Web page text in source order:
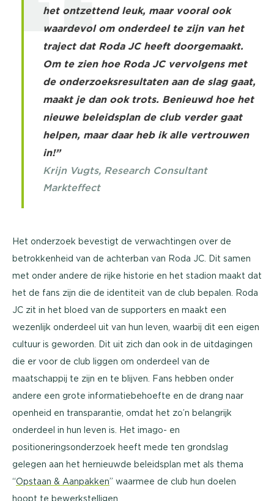
het ontzettend leuk, maar vooral ook
waardevol om onderdeel te zijn van het
traject dat Roda JC heeft doorgemaakt.
Om te zien hoe Roda JC vervolgens met
de onderzoeksresultaten aan de slag gaat,
maakt je dan ook trots. Benieuwd hoe het
nieuwe beleidsplan de club verder gaat
helpen, maar daar heb ik alle vertrouwen
in!”
Krijn Vugts, Research Consultant
Markteffect
Het onderzoek bevestigt de verwachtingen over de
betrokkenheid van de achterban van Roda JC. Dit samen
met onder andere de rijke historie en het stadion maakt dat
het de fans zijn die de identiteit van de club bepalen. Roda
JC zit in het bloed van de supporters en maakt een
wezenlijk onderdeel uit van hun leven, waarbij dit een eigen
cultuur is geworden. Dit uit zich dan ook in de uitdagingen
die er voor de club liggen om onderdeel van de
maatschappij te zijn en te blijven. Fans hebben onder
andere een grote informatiebehoefte en de drang naar
openheid en transparantie, omdat het zo’n belangrijk
onderdeel in hun leven is. Het imago- en
positioneringsonderzoek heeft mede ten grondslag
gelegen aan het hernieuwde beleidsplan met als thema
“Opstaan & Aanpakken” waarmee de club hun doelen
hoopt te bewerkstelligen.